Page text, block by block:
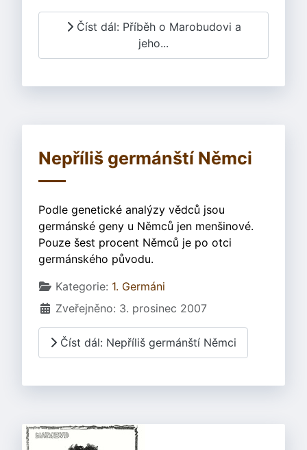
Číst dál: Příběh o Marobudovi a
jeho...
Nepříliš germánští Němci
Podle genetické analýzy vědců jsou
germánské geny u Němců jen menšinové.
Pouze šest procent Němců je po otci
germánského původu.
Základní údaje
Kategorie: 1. Germáni
Zveřejněno: 3. prosinec 2007
Číst dál: Nepříliš germánští Němci